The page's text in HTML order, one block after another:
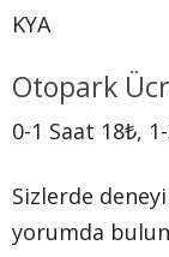
KYA
Otopark
0-1 Saat 18₺,
Sizlerde
yorumda